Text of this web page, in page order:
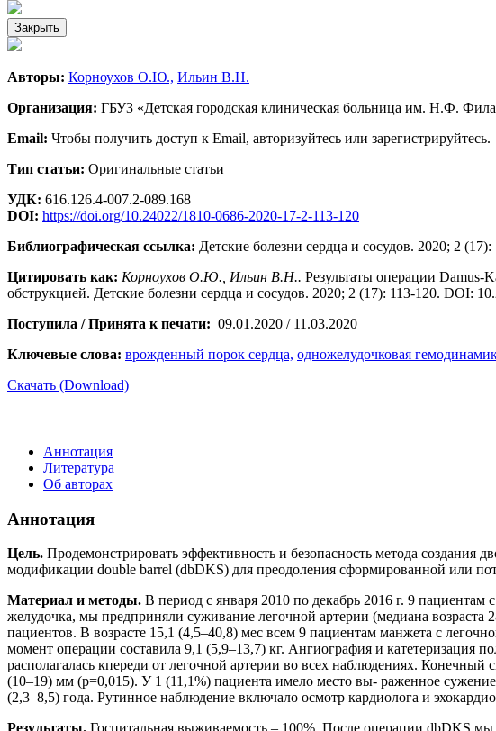
Закрыть
Авторы: Корноухов О.Ю., Ильин В.Н.
Организация: ГБУЗ «Детская городская клиническая больница им. Н.Ф.
Email: Чтобы получить доступ к Email, авторизуйтесь или зарегистрируйтесь.
Тип статьи: Оригинальные статьи
УДК: 616.126.4-007.2-089.168
DOI: https://doi.org/10.24022/1810-0686-2020-17-2-113-120
Библиографическая ссылка: Детские болезни сердца и сосудов. 2020; 2 (17):
Цитировать как: Корноухов О.Ю., Ильин В.Н.. Результаты операции Damus-
обструкцией. Детские болезни сердца и сосудов. 2020; 2 (17): 113-120. DOI:
Поступила / Принята к печати: 09.01.2020 / 11.03.2020
Ключевые слова: врожденный порок сердца, одножелудочковая
Скачать (Download)
Аннотация
Литература
Об авторах
Аннотация
Цель. Продемонстрировать эффективность и безопасность метода
модификации double barrel (dbDKS) для преодоления сформированной или
Материал и методы. В период с января 2010 по декабрь 2016 г. 9
желудочка, мы предприняли суживание легочной артерии (медиана
пациентов. В возрасте 15,1 (4,5–40,8) мес всем 9 пациентам манжета с
момент операции составила 9,1 (5,9–13,7) кг. Ангиография и катетеризация
располагалась кпереди от легочной артерии во всех наблюдениях.
(10–19) мм (p=0,015). У 1 (11,1%) пациента имело место вы- раженное
(2,3–8,5) года. Рутинное наблюдение включало осмотр кардиолога и